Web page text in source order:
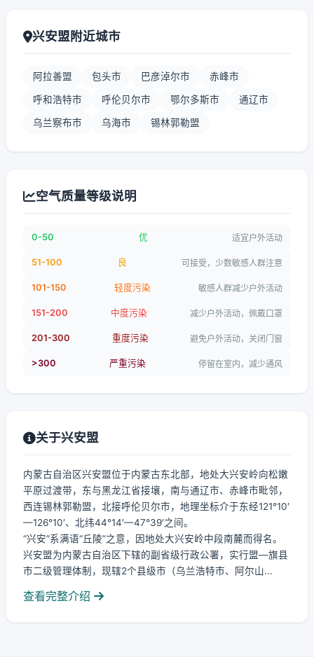
兴安盟附近城市
阿拉善盟 包头市 巴彦淖尔市 赤峰市
呼和浩特市 呼伦贝尔市 鄂尔多斯市 通辽市
乌兰察布市 乌海市 锡林郭勒盟
空气质量等级说明
0-50 优 适宜户外活动
51-100 良 可接受，少数敏感人群注意
101-150 轻度污染 敏感人群减少户外活动
151-200 中度污染 减少户外活动，佩戴口罩
201-300 重度污染 避免户外活动，关闭门窗
>300 严重污染 停留在室内，减少通风
关于兴安盟
内蒙古自治区兴安盟位于内蒙古东北部，地处大兴安岭向松嫩
平原过渡带，东与黑龙江省接壤，南与通辽市、赤峰市毗邻，
西连锡林郭勒盟，北接呼伦贝尔市，地理坐标介于东经121°10′
—126°10′、北纬44°14′—47°39′之间。
“兴安”系满语“丘陵”之意，因地处大兴安岭中段南麓而得名。
兴安盟为内蒙古自治区下辖的副省级行政公署，实行盟—旗县
市二级管理体制，现辖2个县级市（乌兰浩特市、阿尔山...
查看完整介绍